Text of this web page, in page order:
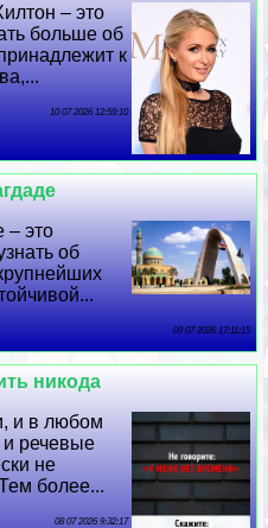
– это
больше об
к
10 07 2026 12:59:10
– это
об
09 07 2026 17:11:15
никода
и в любом
и речевые
не
более...
08 07 2026 9:32:17